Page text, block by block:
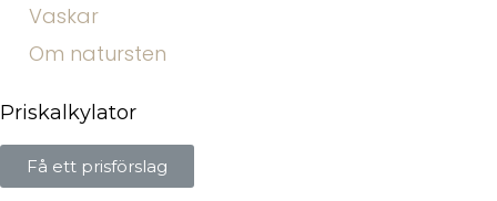
Vaskar
Om natursten
Priskalkylator
Få ett prisförslag